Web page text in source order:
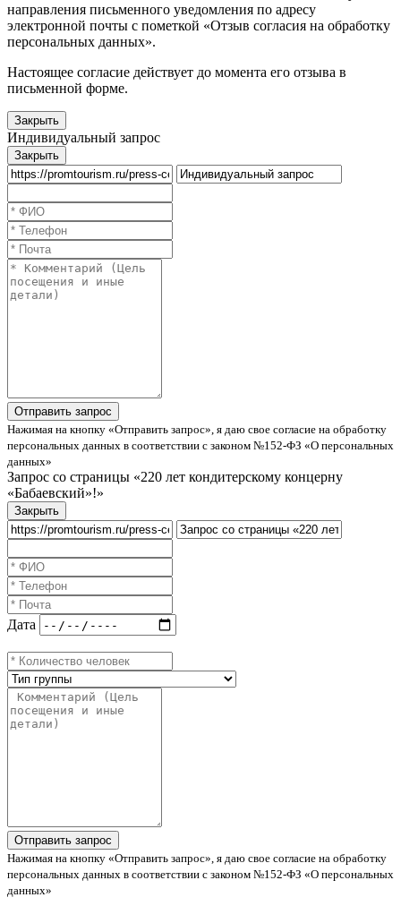
направления письменного уведомления по адресу
электронной почты с пометкой «Отзыв согласия на обработку
персональных данных».
Настоящее согласие действует до момента его отзыва в
письменной форме.
Закрыть
Индивидуальный запрос
Закрыть
Нажимая на кнопку «Отправить запрос», я даю свое согласие на обработку
персональных данных в соответствии с законом №152-ФЗ «О персональных
данных»
Запрос со страницы «220 лет кондитерскому концерну
«Бабаевский»!»
Закрыть
Дата
Нажимая на кнопку «Отправить запрос», я даю свое согласие на обработку
персональных данных в соответствии с законом №152-ФЗ «О персональных
данных»